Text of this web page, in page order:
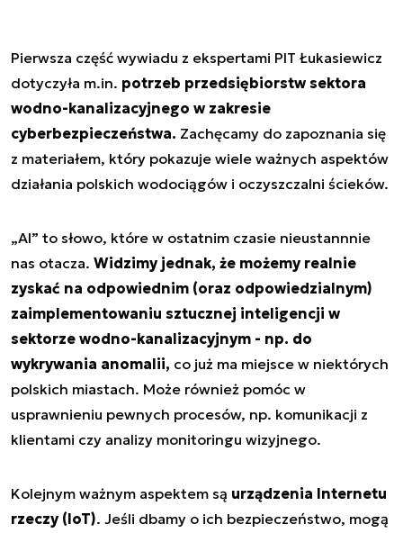
Pierwsza część wywiadu z ekspertami PIT Łukasiewicz
dotyczyła m.in. potrzeb przedsiębiorstw sektora
wodno-kanalizacyjnego w zakresie
cyberbezpieczeństwa. Zachęcamy do zapoznania się
z materiałem, który pokazuje wiele ważnych aspektów
działania polskich wodociągów i oczyszczalni ścieków.
„AI” to słowo, które w ostatnim czasie nieustannnie
nas otacza. Widzimy jednak, że możemy realnie
zyskać na odpowiednim (oraz odpowiedzialnym)
zaimplementowaniu sztucznej inteligencji w
sektorze wodno-kanalizacyjnym - np. do
wykrywania anomalii, co już ma miejsce w niektórych
polskich miastach. Może również pomóc w
usprawnieniu pewnych procesów, np. komunikacji z
klientami czy analizy monitoringu wizyjnego.
Kolejnym ważnym aspektem są urządzenia Internetu
rzeczy (IoT). Jeśli dbamy o ich bezpieczeństwo, mogą